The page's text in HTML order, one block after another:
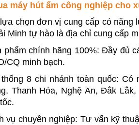
máy hút ẩm công nghiệp cho
chọn đơn vị cung cấp có năng
Minh tự hào là địa chỉ cung cấp
phẩm chính hãng 100%: Đầy đủ
CQ minh bạch.
8 chi nhánh toàn quốc: Có
Thanh Hóa, Nghệ An, Đắk
vụ chuyên nghiệp: Tư vấn kỹ